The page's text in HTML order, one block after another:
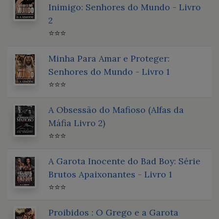
Inimigo: Senhores do Mundo - Livro
2
⭐⭐⭐
Minha Para Amar e Proteger:
Senhores do Mundo - Livro 1
⭐⭐⭐
A Obsessão do Mafioso (Alfas da
Máfia Livro 2)
⭐⭐⭐
A Garota Inocente do Bad Boy: Série
Brutos Apaixonantes - Livro 1
⭐⭐⭐
Proibidos : O Grego e a Garota